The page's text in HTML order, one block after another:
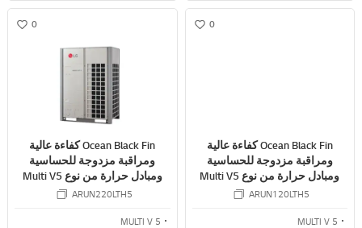
0
Ocean Black Fin كفاءة عالية
ومراقبة مزدوجة للحساسية
ومبادل حرارة من نوع Multi V5
VRF 9.5 TR
ARUN120LTH5
MULTI V 5
0
Ocean Black Fin كفاءة عالية
ومراقبة مزدوجة للحساسية
ومبادل حرارة من نوع Multi V5
VRF 17.5 TR
ARUN220LTH5
MULTI V 5